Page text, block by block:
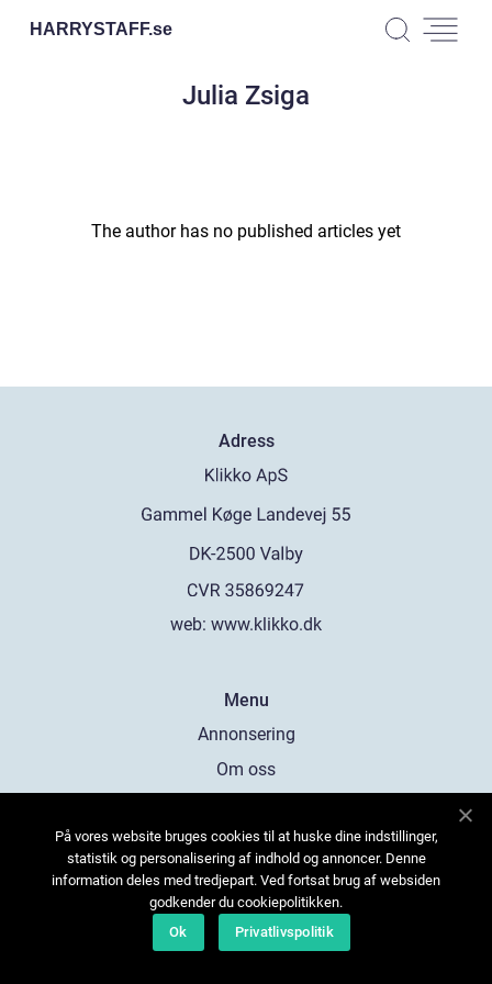
HARRYSTAFF.se
Julia Zsiga
The author has no published articles yet
Adress
web: www.klikko.dk
Menu
Annonsering
Om oss
Kontakta oss
Sitemap
På vores website bruges cookies til at huske dine indstillinger,
statistik og personalisering af indhold og annoncer. Denne
information deles med tredjepart. Ved fortsat brug af websiden
godkender du cookiepolitikken.
Ok
Privatlivspolitik